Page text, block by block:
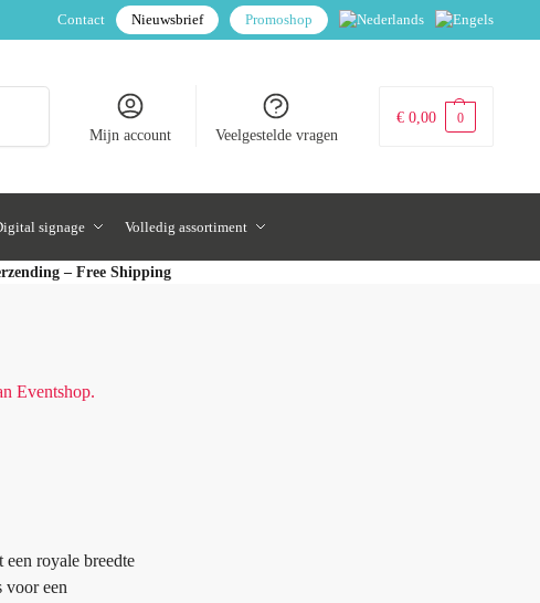
Contact Nieuwsbrief Promoshop
Mijn account Veelgestelde vragen
€ 0,00 0
signage Volledig assortiment
– Free Shipping
royale breedte
voor een